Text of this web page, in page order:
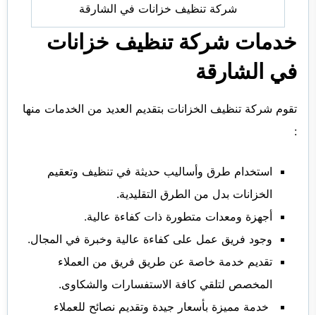
شركة تنظيف خزانات في الشارقة
خدمات شركة تنظيف خزانات
في الشارقة
تقوم شركة تنظيف الخزانات بتقديم العديد من الخدمات منها
:
استخدام طرق وأساليب حديثة في تنظيف وتعقيم
الخزانات بدل من الطرق التقليدية.
أجهزة ومعدات متطورة ذات كفاءة عالية.
وجود فريق عمل على كفاءة عالية وخبرة في المجال.
تقديم خدمة خاصة عن طريق فريق من العملاء
المخصص لتلقي كافة الاستفسارات والشكاوى.
خدمة مميزة بأسعار جيدة وتقديم نصائح للعملاء